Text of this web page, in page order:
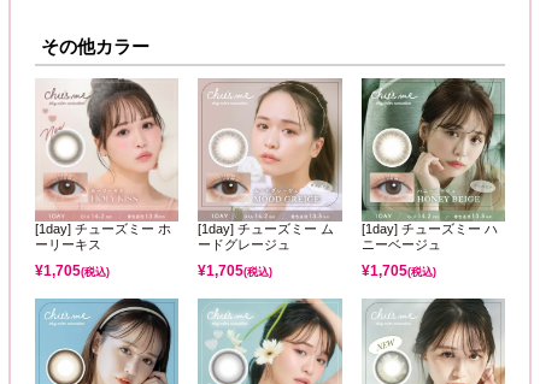
その他カラー
[1day] チューズミー ホ
ーリーキス
¥1,705(税込)
[1day] チューズミー ム
ードグレージュ
¥1,705(税込)
[1day] チューズミー ハ
ニーベージュ
¥1,705(税込)